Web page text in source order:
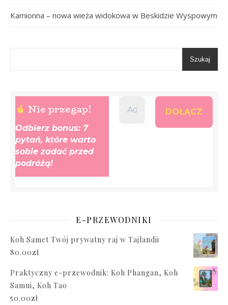
Kamionna – nowa wieża widokowa w Beskidzie Wyspowym
Szukaj
Nie przegap!
Odbierz bonus: 7
pytań, które warto
sobie zadać przed
podróżą!
E-PRZEWODNIKI
Koh Samet Twój prywatny raj w Tajlandii
80.00zł
Praktyczny e-przewodnik: Koh Phangan, Koh
Samui, Koh Tao
50.00zł